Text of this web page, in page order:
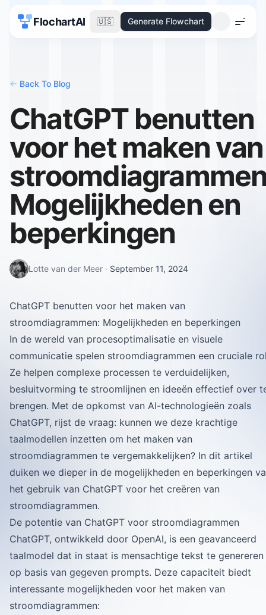
FlochartAI 🇺🇸 Generate Flowchart
Menu
<- Back To Blog
ChatGPT benutten
voor het maken van
Mogelijkheden en
beperkingen
Lotte van der Meer · September 11, 2024
ChatGPT benutten voor het maken van
stroomdiagrammen: Mogelijkheden en beperkingen
In de wereld van procesoptimalisatie en visuele
communicatie spelen stroomdiagrammen een cruciale
Ze helpen complexe processen te verduidelijken,
besluitvorming te stroomlijnen en ideeën effectief over
brengen. Met de opkomst van AI-technologieën zoals
ChatGPT, rijst de vraag: kunnen we deze krachtige
taalmodellen inzetten om het maken van
stroomdiagrammen te vergemakkelijken? In dit artikel
duiken we dieper in de mogelijkheden en beperkingen
het gebruik van ChatGPT voor het creëren van
stroomdiagrammen.
De potentie van ChatGPT voor stroomdiagrammen
ChatGPT, ontwikkeld door OpenAI, is een geavanceerd
taalmodel dat in staat is mensachtige tekst te genereren
op basis van gegeven prompts. Deze capaciteit biedt
interessante mogelijkheden voor het maken van
stroomdiagrammen: